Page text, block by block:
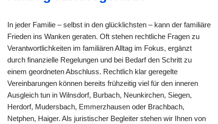
In jeder Familie – selbst in den glücklichsten – kann der familiäre
Frieden ins Wanken geraten. Oft stehen rechtliche Fragen zu
Verantwortlichkeiten im familiären Alltag im Fokus, ergänzt
durch finanzielle Regelungen und bei Bedarf den Schritt zu
einem geordneten Abschluss. Rechtlich klar geregelte
Vereinbarungen können bereits frühzeitig viel für den inneren
Ausgleich tun in Wilnsdorf, Burbach, Neunkirchen, Siegen,
Herdorf, Mudersbach, Emmerzhausen oder Brachbach,
Netphen, Haiger. Als juristischer Begleiter stehen wir Ihnen von